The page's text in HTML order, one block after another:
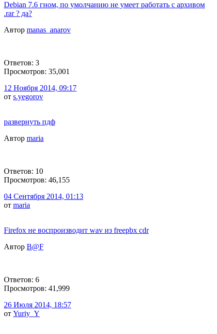
Debian 7.6 гном, по умолчанию не умеет работать с архивом
.rar ? да?
Автор manas_anarov
Ответов: 3
Просмотров: 35,001
12 Ноября 2014, 09:17
от s.yegorov
развернуть пдф
Автор maria
Ответов: 10
Просмотров: 46,155
04 Сентября 2014, 01:13
от maria
Firefox не воспроизводит wav из freepbx cdr
Автор B@F
Ответов: 6
Просмотров: 41,999
26 Июля 2014, 18:57
от Yuriy_Y